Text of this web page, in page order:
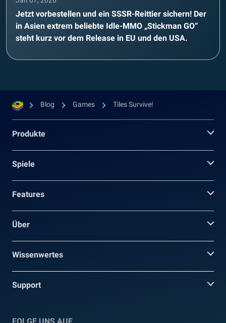
Jetzt vorbestellen und ein SSSR-Reittier sichern! Der
in Asien extrem beliebte Idle-MMO „Stickman GO“
steht kurz vor dem Release in EU und den USA.
Blog Games Tiles Survive!
Produkte
Spiele
Features
Über
Wissenwertes
Support